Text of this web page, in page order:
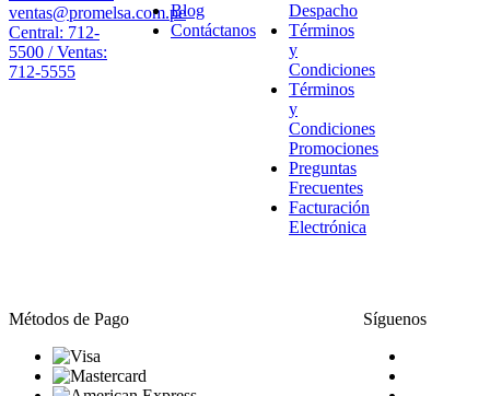
ventas@promelsa.com.pe
Central: 712-
5500 / Ventas:
712-5555
Blog
Contáctanos
Despacho
Términos
y
Condiciones
Términos
y
Condiciones
Promociones
Preguntas
Frecuentes
Facturación
Electrónica
Métodos de Pago Síguenos